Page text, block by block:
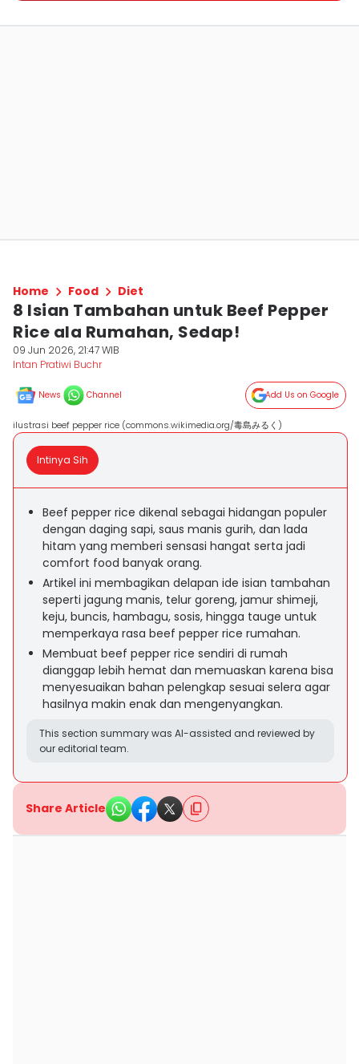
Home Food Diet
8 Isian Tambahan untuk Beef Pepper
Rice ala Rumahan, Sedap!
09 Jun 2026, 21:47 WIB
Intan Pratiwi Buchr
News Channel Add Us on Google
ilustrasi beef pepper rice (commons.wikimedia.org/毒島みるく)
Intinya Sih
Beef pepper rice dikenal sebagai hidangan populer
dengan daging sapi, saus manis gurih, dan lada
hitam yang memberi sensasi hangat serta jadi
comfort food banyak orang.
Artikel ini membagikan delapan ide isian tambahan
seperti jagung manis, telur goreng, jamur shimeji,
keju, buncis, hambagu, sosis, hingga tauge untuk
memperkaya rasa beef pepper rice rumahan.
Membuat beef pepper rice sendiri di rumah
dianggap lebih hemat dan memuaskan karena bisa
menyesuaikan bahan pelengkap sesuai selera agar
hasilnya makin enak dan mengenyangkan.
This section summary was AI-assisted and reviewed by
our editorial team.
Share Article